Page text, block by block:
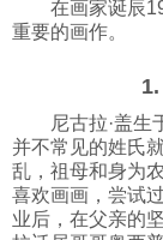
社会
文化
在画家诞辰
重要的画作。
尼古拉·盖生
并不常见的姓氏
乱，祖母和身为
喜欢画画，尝试
业后，在父亲的